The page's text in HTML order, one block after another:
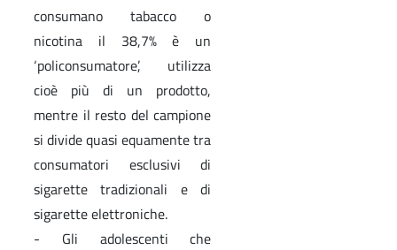
consumano tabacco o
nicotina il 38,7% è un
‘policonsumatore’, utilizza
cioè più di un prodotto,
mentre il resto del campione
si divide quasi equamente tra
consumatori esclusivi di
sigarette tradizionali e di
sigarette elettroniche.
- Gli adolescenti che